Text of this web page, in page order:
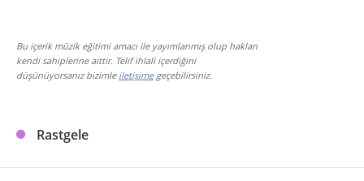
Bu içerik müzik eğitimi amacı ile yayımlanmış olup hakları
kendi sahiplerine aittir. Telif ihlali içerdiğini
düşünüyorsanız bizimle iletişimegeçebilirsiniz.
Rastgele